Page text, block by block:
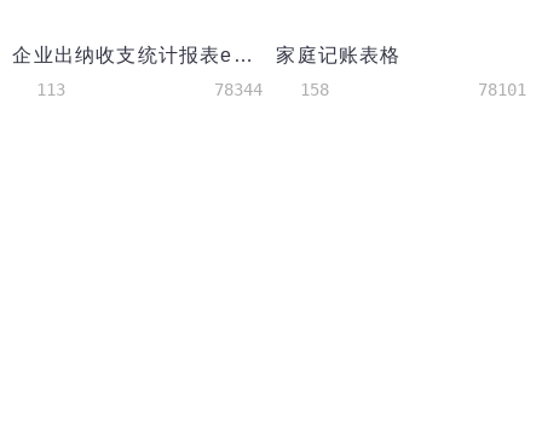
企业出纳收支统计报表excel模板
113 78344
家庭记账表格
158 78101